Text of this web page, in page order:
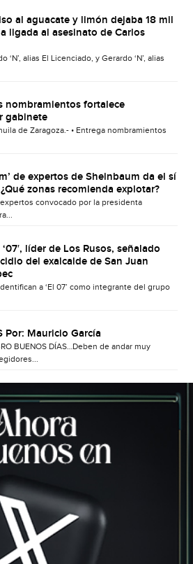
al aguacate y limón dejaba 18 mil
ligada al asesinato de Carlos
‘N’, alias El Licenciado, y Gerardo ‘N’, alias
nombramientos fortalece
gabinete
de Zaragoza.- • Entrega nombramientos
de expertos de Sheinbaum da el sí
zonas recomienda explotar?
convocado por la presidenta
líder de Los Rusos, señalado
del exalcalde de San Juan
a ‘El 07’ como integrante del grupo
Por: Mauricio García
BUENOS DÍAS…Deben de andar muy